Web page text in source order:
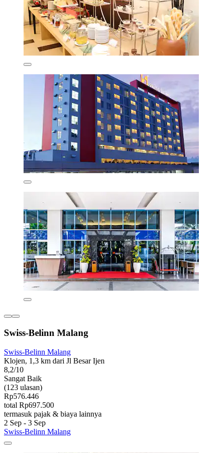
Swiss-Belinn Malang
Swiss-Belinn Malang
Klojen, 1,3 km dari Jl Besar Ijen
8,2/10
Sangat Baik
(123 ulasan)
Rp576.446
total Rp697.500
termasuk pajak & biaya lainnya
2 Sep - 3 Sep
Swiss-Belinn Malang